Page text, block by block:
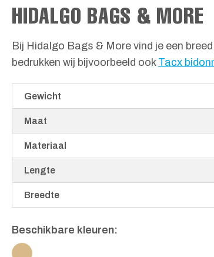
HIDALGO BAGS & MORE
Bij Hidalgo Bags & More vind je een
bedrukken wij bijvoorbeeld ook Tacx
Gewicht
Maat
Materiaal
Lengte
Breedte
Beschikbare kleuren: